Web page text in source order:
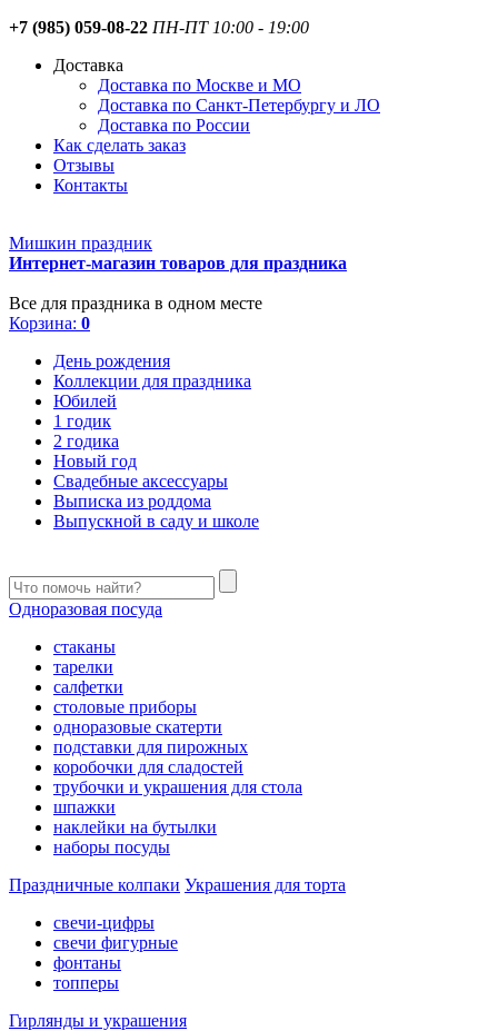
+7 (985) 059-08-22 ПН-ПТ 10:00 - 19:00
Доставка
Доставка по Москве и МО
Доставка по Санкт-Петербургу и ЛО
Доставка по России
Как сделать заказ
Отзывы
Контакты
Мишкин праздник
Интернет-магазин товаров для праздника
Все для праздника в одном месте
Корзина: 0
День рождения
Коллекции для праздника
Юбилей
1 годик
2 годика
Новый год
Свадебные аксессуары
Выписка из роддома
Выпускной в саду и школе
Одноразовая посуда
стаканы
тарелки
салфетки
столовые приборы
одноразовые скатерти
подставки для пирожных
коробочки для сладостей
трубочки и украшения для стола
шпажки
наклейки на бутылки
наборы посуды
Праздничные колпаки Украшения для торта
свечи-цифры
свечи фигурные
фонтаны
топперы
Гирлянды и украшения